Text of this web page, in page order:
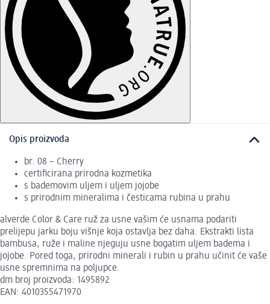
Opis proizvoda
br. 08 – Cherry
certificirana prirodna kozmetika
s bademovim uljem i uljem jojobe
s prirodnim mineralima i česticama rubina u prahu
alverde Color & Care ruž za usne vašim će usnama podariti
prelijepu jarku boju višnje koja ostavlja bez daha. Ekstrakti lista
bambusa, ruže i maline njeguju usne bogatim uljem badema i
jojobe. Pored toga, prirodni minerali i rubin u prahu učinit će vaše
usne spremnima na poljupce.
dm broj proizvoda: 1495892
EAN: 4010355471970